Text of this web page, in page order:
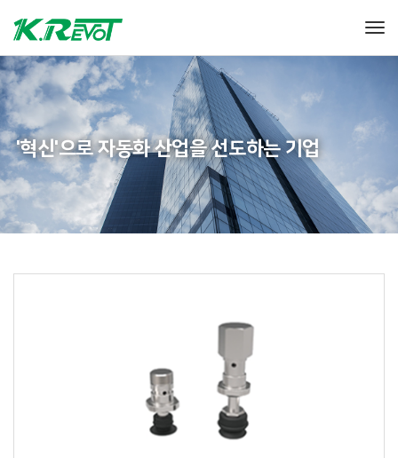
'혁신'으로자동화 산업을 선도하는 기업